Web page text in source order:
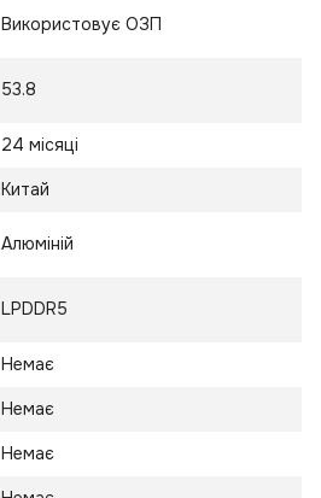
Використовує ОЗП
53.8
24 місяці
Китай
Алюміній
LPDDR5
Немає
Немає
Немає